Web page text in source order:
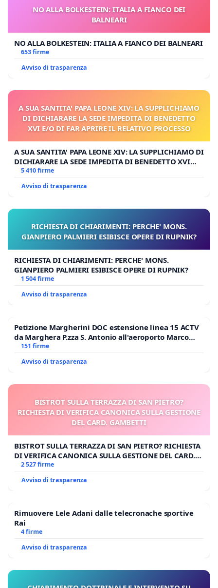
NO ALLA BOLKESTEIN: ITALIA A FIANCO DEI
BALNEARI
NO ALLA BOLKESTEIN: ITALIA A FIANCO DEI BALNEARI
653 firme
Avviso di trasparenza
A SUA SANTITA' PAPA LEONE XIV: LA SUPPLICHIAMO
DI DICHIARARE LA SEDE IMPEDITA DI BENEDETTO
XVI E/O DI FAR APRIRE IL RELATIVO PROCESSO
A SUA SANTITA' PAPA LEONE XIV: LA SUPPLICHIAMO DI
DICHIARARE LA SEDE IMPEDITA DI BENEDETTO XVI
E/O DI FAR APRIRE IL RELATIVO PROCESSO
5 410 firme
Avviso di trasparenza
RICHIESTA DI CHIARIMENTI: PERCHE' MONS.
GIANPIERO PALMIERI ESIBISCE OPERE DI RUPNIK?
RICHIESTA DI CHIARIMENTI: PERCHE' MONS.
GIANPIERO PALMIERI ESIBISCE OPERE DI RUPNIK?
1 504 firme
Avviso di trasparenza
Petizione Margherini DOC estensione linea 15 ACTV
da Marghera P.zza S. Antonio all'aeroporto Marco
Polo tariffa a € 1,50
151 firme
Avviso di trasparenza
BISTROT SULLA TERRAZZA DI SAN PIETRO?
RICHIESTA DI VERIFICA CANONICA SULLA GESTIONE
DEL CARD. GAMBETTI
BISTROT SULLA TERRAZZA DI SAN PIETRO? RICHIESTA
DI VERIFICA CANONICA SULLA GESTIONE DEL CARD.
GAMBETTI
2 527 firme
Avviso di trasparenza
Rimuovere Lele Adani dalle telecronache sportive
Rai
4 firme
Avviso di trasparenza